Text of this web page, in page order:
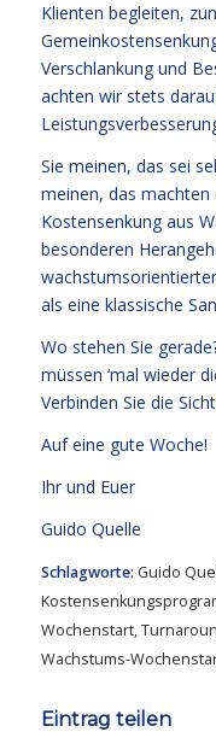
Klienten begleiten,
Verschlankung und
achten wir stets
Sie meinen, das sei
meinen, das machten
Kostensenkung aus
besonderen
als eine klassische
Wo stehen Sie
müssen ‘mal wieder
Verbinden Sie die
Auf eine gute Woche!
Ihr und Euer
Guido Quelle
Schlagworte: Guido
Wochenstart,
Wachstums-
Eintrag teilen